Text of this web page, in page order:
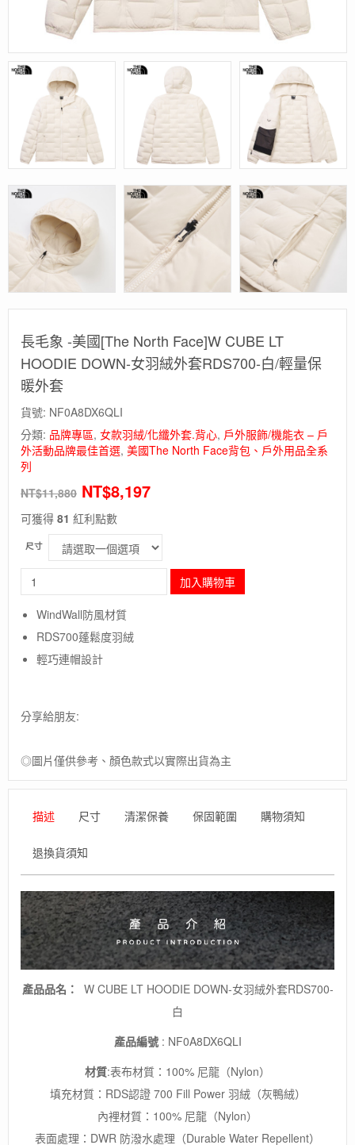
長毛象 -美國[The North Face]W CUBE LT
HOODIE DOWN-女羽絨外套RDS700-白/輕量保
暖外套
貨號: NF0A8DX6QLI
分類: 品牌專區, 女款羽絨/化纖外套.背心, 戶外服飾/機能衣 – 戶
外活動品牌最佳首選, 美國The North Face背包、戶外用品全系
列
NT$11,880 NT$8,197
可獲得 81 紅利點數
尺寸
毛
-
美
國
[The
CUBE
DOWN-
女
RDS700-
白/
輕
量
保
暖
外
套
數
加入購物車
WindWall防風材質
RDS700蓬鬆度羽絨
輕巧連帽設計
分享給朋友:
◎圖片僅供參考、顏色款式以實際出貨為主
描述 尺寸 清潔保養 保固範圍 購物須知
退換貨須知
產品品名：
W CUBE LT HOODIE DOWN-女羽絨外套RDS700-
白
產品編號: NF0A8DX6QLI
材質:表布材質：100% 尼龍（Nylon）
填充材質：RDS認證 700 Fill Power 羽絨（灰鴨絨）
內裡材質：100% 尼龍（Nylon）
表面處理：DWR 防潑水處理（Durable Water Repellent）